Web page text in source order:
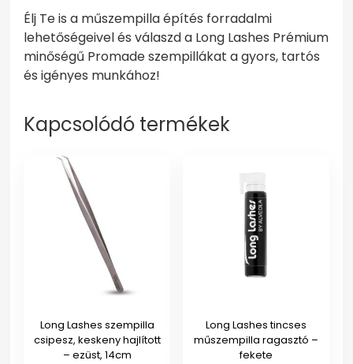
Élj Te is a műszempilla építés forradalmi
lehetőségeivel és válaszd a Long Lashes Prémium
minőségű Promade szempillákat a gyors, tartós
és igényes munkához!
Kapcsolódó termékek
Long Lashes szempilla
csipesz, keskeny hajlított
– ezüst, 14cm
Long Lashes tincses
műszempilla ragasztó –
fekete